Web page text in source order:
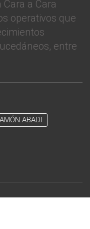
a Cara
operativos que
entre
ABADI